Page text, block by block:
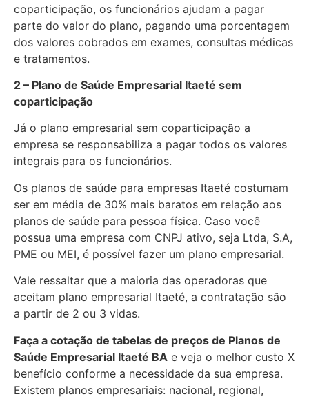
coparticipação, os funcionários ajudam a pagar
parte do valor do plano, pagando uma porcentagem
dos valores cobrados em exames, consultas médicas
e tratamentos.
2 – Plano de Saúde Empresarial Itaeté sem
coparticipação
Já o plano empresarial sem coparticipação a
empresa se responsabiliza a pagar todos os valores
integrais para os funcionários.
Os planos de saúde para empresas Itaeté costumam
ser em média de 30% mais baratos em relação aos
planos de saúde para pessoa física. Caso você
possua uma empresa com CNPJ ativo, seja Ltda, S.A,
PME ou MEI, é possível fazer um plano empresarial.
Vale ressaltar que a maioria das operadoras que
aceitam plano empresarial Itaeté, a contratação são
a partir de 2 ou 3 vidas.
Faça a cotação de tabelas de preços de Planos de
Saúde Empresarial Itaeté BA e veja o melhor custo X
benefício conforme a necessidade da sua empresa.
Existem planos empresariais: nacional, regional,